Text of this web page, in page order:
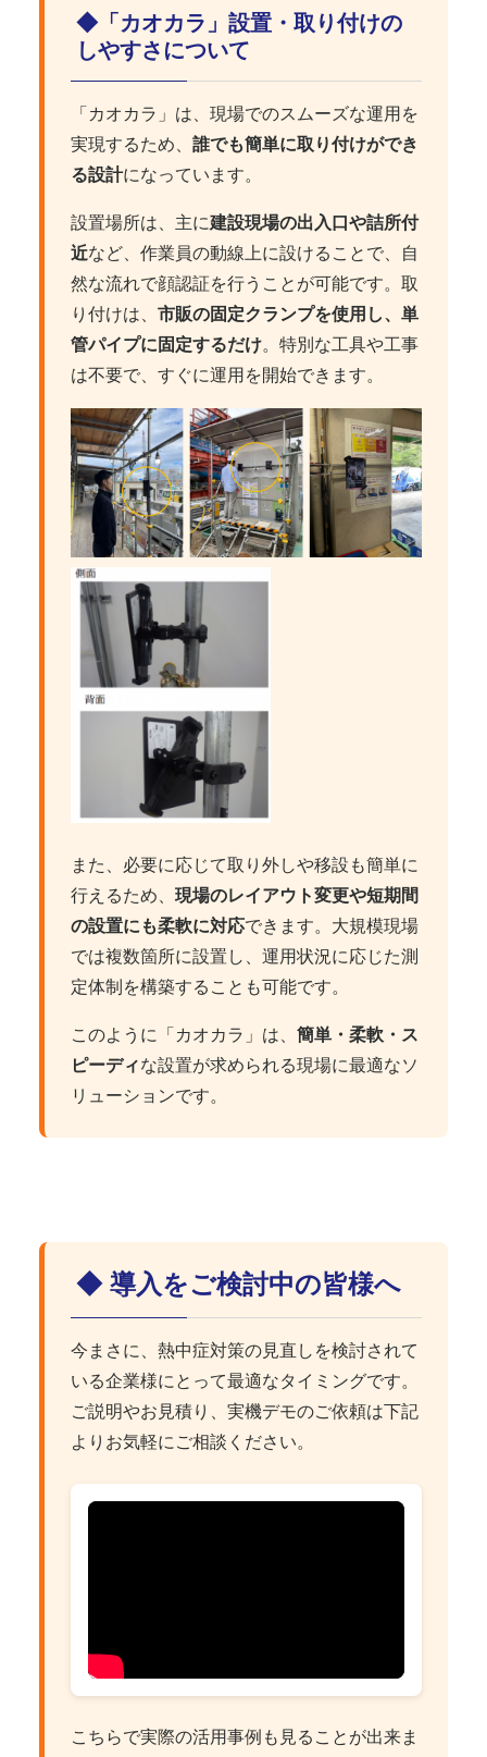
◆「カオカラ」設置・取り付けの
しやすさについて
「カオカラ」は、現場でのスムーズな運用を
実現するため、 誰でも簡単に取り付けができ
る設計になっています。
設置場所は、主に建設現場の出入口や詰所付
近など、作業員の動線上に設けることで、自
然な流れで顔認証を行うことが可能です。取
り付けは、 市販の固定クランプを使用し、単
管パイプに固定するだけ。特別な工具や工事
は不要で、すぐに運用を開始できます。
また、必要に応じて取り外しや移設も簡単に
行えるため、 現場のレイアウト変更や短期間
の設置にも柔軟に対応できます。大規模現場
では複数箇所に設置し、運用状況に応じた測
定体制を構築することも可能です。
このように「カオカラ」は、 簡単・柔軟・ス
ピーディな設置が求められる現場に最適なソ
リューションです。
◆ 導入をご検討中の皆様へ
今まさに、熱中症対策の見直しを検討されて
いる企業様にとって最適なタイミングです。
ご説明やお見積り、実機デモのご依頼は下記
よりお気軽にご相談ください。
こちらで実際の活用事例も見ることが出来ま